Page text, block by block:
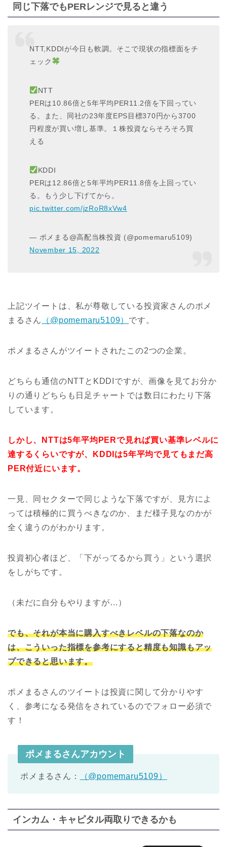
同じ下落でもPERレンジで見ると違う
NTT,KDDIが今日も軟調。そこで現状の指標面をチ
ェック
NTT
PERは10.86倍と5年平均PER11.2倍を下回ってい
る。また、同社の23年度EPS目標370円から3700
円程度が買い増し基準。１株投資ならそろそろ買
える
KDDI
PERは12.86倍と5年平均PER11.8倍を上回ってい
る。もう少し下げてから。
pic.twitter.com/jzRoR8xVw4
— ポメまる@高配当株投資 (@pomemaru5109)
November 15, 2022
上記ツイートは、私が尊敬している投資家さんのポメ
まるさん
（@pomemaru5109） です。
ポメまるさんがツイートされたこの2つの企業。
どちらも通信のNTTとKDDIですが、画像を見てお分か
りの通りどちらも日足チャートでは数日にわたり下落
しています。
しかし、NTTは5年平均PERで見れば買い基準レベルに
達するくらいですが、KDDIは5年平均で見てもまだ高
PER付近にいます。
一見、同セクターで同じような下落ですが、見方によ
っては積極的に買うべきなのか、まだ様子見なのかが
全く違うのがわかります。
投資初心者ほど、「下がってるから買う」という選択
をしがちです。
（未だに自分もやりますが…）
でも、それが本当に購入すべきレベルの下落なのか
は、こういった指標を参考にすると精度も知識もアッ
プできると思います。
ポメまるさんのツイートは投資に関して分かりやす
く、参考になる発信をされているのでフォロー必須で
す！
ポメまるさんアカウント
ポメまるさん： （@pomemaru5109）
インカム・キャピタル両取りできるかも